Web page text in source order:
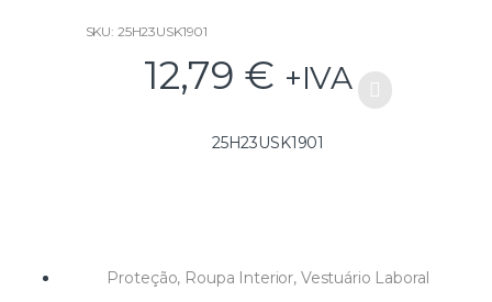
– 80% algodão
– 3% elastano
SKU: 25H23USK1901
12,79 € +IVA
25H23USK1901
Proteção, Roupa Interior, Vestuário Laboral